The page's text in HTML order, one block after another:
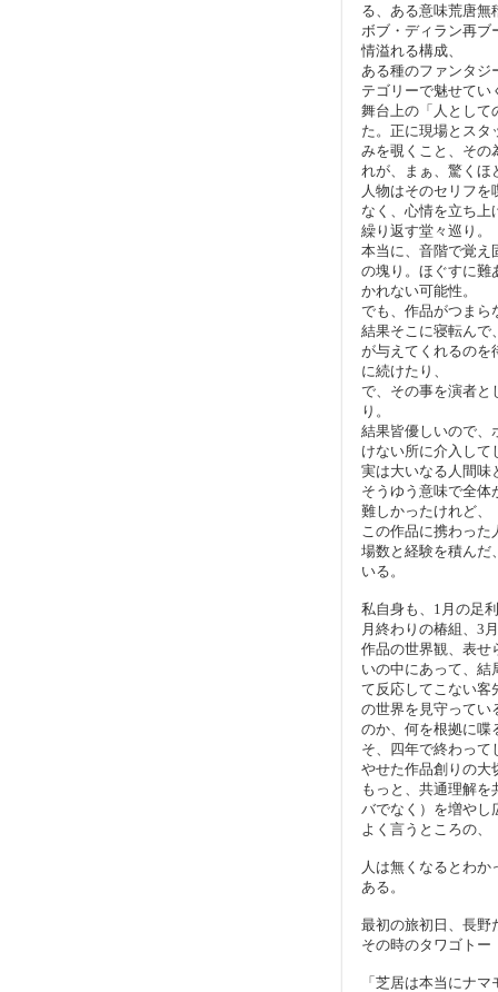
る、ある意味荒唐無
ボブ・ディラン再ブ
情溢れる構成、
ある種のファンタジ
テゴリーで魅せてい
舞台上の「人として
た。正に現場とスタ
みを覗くこと、その
れが、まぁ、驚くほ
人物はそのセリフ
なく、心情を立ち上
繰り返す堂々巡り。
本当に、音階で覚え
の塊り。ほぐすに難
かれない可能性。
でも、作品がつまら
結果そこに寝転んで
が与えてくれるのを
に続けたり、
で、その事を演者と
り。
結果皆優しいので、
けない所に介入して
実は大いなる人間味
そうゆう意味で全体
難しかったけれど、
この作品に携わった
場数と経験を積んだ
いる。
私自身も、1月の足
月終わりの椿組、3
作品の世界観、表せ
いの中にあって、結
て反応してこない客
の世界を見守ってい
のか、何を根拠に喋
そ、四年で終わって
やせた作品創りの大
もっと、共通理解
バでなく）を増やし
よく言うところの、
人は無くなるとわ
ある。
最初の旅初日、長野
その時のタワゴトー
「芝居は本当にナ